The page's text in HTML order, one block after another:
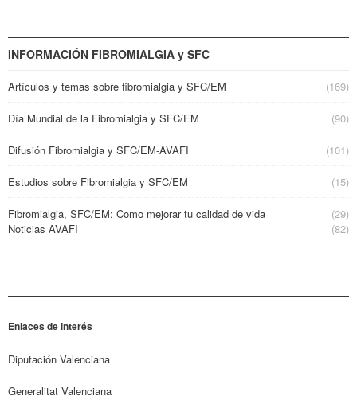
INFORMACIÓN FIBROMIALGIA y SFC
Artículos y temas sobre fibromialgia y SFC/EM (169)
Día Mundial de la Fibromialgia y SFC/EM (90)
Difusión Fibromialgia y SFC/EM-AVAFI (101)
Estudios sobre Fibromialgia y SFC/EM (15)
Fibromialgia, SFC/EM: Como mejorar tu calidad de vida
(29)
Noticias AVAFI
(82)
Enlaces de interés
Diputación Valenciana
Generalitat Valenciana